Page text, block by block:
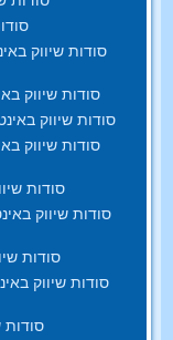
סודות
סודות שיווק באינטרנט – סוד
סודות שיווק באינטרנט – סוד #7 -
סודות שיווק
סודות שיווק
סודות